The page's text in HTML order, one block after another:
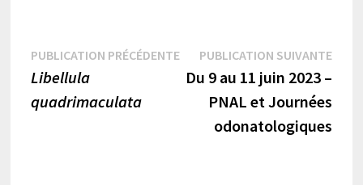
Navigation
de
l’article
PUBLICATION PRÉCÉDENTEPublication
précédente :
Libellula
quadrimaculata
PUBLICATION SUIVANTE
Du 9 au 11 juin 2023 –
PNAL et Journées
odonatologiques